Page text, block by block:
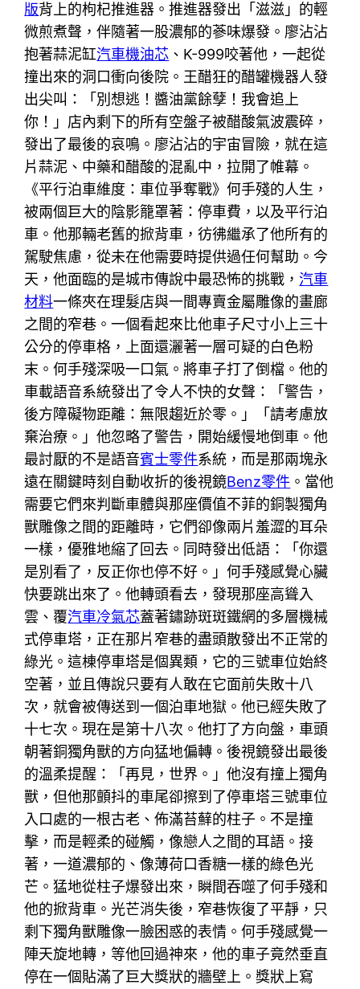
版背上的枸杞推進器。推進器發出「滋滋」的輕
微煎煮聲，伴隨著一股濃郁的蔘味爆發。廖沾沾
抱著蒜泥缸汽車機油芯 、K-999咬著他，一起從
撞出來的洞口衝向後院。王醋狂的醋罐機器人發
出尖叫：「別想逃！醬油黨餘孽！我會追上
你！」店內剩下的所有空盤子被醋酸氣波震碎，
發出了最後的哀鳴。廖沾沾的宇宙冒險，就在這
片蒜泥、中藥和醋酸的混亂中，拉開了帷幕。
《平行泊車維度：車位爭奪戰》何手殘的人生，
被兩個巨大的陰影籠罩著：停車費，以及平行泊
車。他那輛老舊的掀背車，彷彿繼承了他所有的
駕駛焦慮，從未在他需要時提供過任何幫助。今
天，他面臨的是城市傳說中最恐怖的挑戰，汽車
材料一條夾在理髮店與一間專賣金屬雕像的畫廊
之間的窄巷。一個看起來比他車子尺寸小上三十
公分的停車格，上面還灑著一層可疑的白色粉
末。何手殘深吸一口氣。將車子打了倒檔。他的
車載語音系統發出了令人不快的女聲：「警告，
後方障礙物距離：無限趨近於零。」「請考慮放
棄治療。」他忽略了警告，開始緩慢地倒車。他
最討厭的不是語音賓士零件系統，而是那兩塊永
遠在關鍵時刻自動收折的後視鏡Benz零件 。當他
需要它們來判斷車體與那座價值不菲的銅製獨角
獸雕像之間的距離時，它們卻像兩片羞澀的耳朵
一樣，優雅地縮了回去。同時發出低語：「你還
是別看了，反正你也停不好。」何手殘感覺心臟
快要跳出來了。他轉頭看去，發現那座高聳入
雲、覆汽車冷氣芯蓋著鏽跡斑斑鐵網的多層機械
式停車塔，正在那片窄巷的盡頭散發出不正常的
綠光。這棟停車塔是個異類，它的三號車位始終
空著，並且傳說只要有人敢在它面前失敗十八
次，就會被傳送到一個泊車地獄。他已經失敗了
十七次。現在是第十八次。他打了方向盤，車頭
朝著銅獨角獸的方向猛地偏轉。後視鏡發出最後
的溫柔提醒：「再見，世界。」他沒有撞上獨角
獸，但他那顫抖的車尾卻擦到了停車塔三號車位
入口處的一根古老、佈滿苔蘚的柱子。不是撞
擊，而是輕柔的碰觸，像戀人之間的耳語。接
著，一道濃郁的、像薄荷口香糖一樣的綠色光
芒。猛地從柱子爆發出來，瞬間吞噬了何手殘和
他的掀背車。光芒消失後，窄巷恢復了平靜，只
剩下獨角獸雕像一臉困惑的表情。何手殘感覺一
陣天旋地轉，等他回過神來，他的車子竟然垂直
停在一個貼滿了巨大獎狀的牆壁上。獎狀上寫